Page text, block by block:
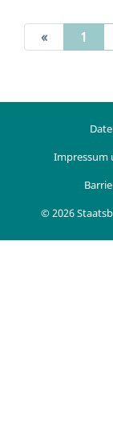
« 1
Impressum
© 2026